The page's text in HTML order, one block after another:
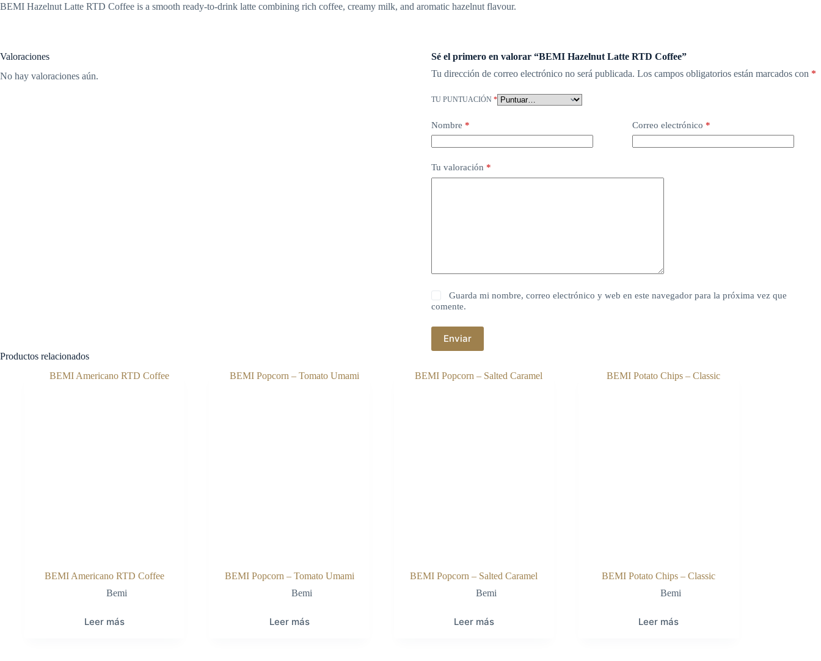
BEMI Hazelnut Latte RTD Coffee is a smooth ready-to-drink latte combining rich coffee, creamy milk, and aromatic hazelnut flavour.
Valoraciones
No hay valoraciones aún.
Sé el primero en valorar “BEMI Hazelnut Latte RTD Coffee”
Tu dirección de correo electrónico no será publicada. Los campos obligatorios están marcados con *
TU PUNTUACIÓN *
Nombre * Correo electrónico *
Tu valoración *
Guarda mi nombre, correo electrónico y web en este navegador para la próxima vez que
comente.
Enviar
Productos relacionados
BEMI Americano RTD Coffee
Bemi
Leer más
BEMI Popcorn – Tomato Umami
Bemi
Leer más
BEMI Popcorn – Salted Caramel
Bemi
Leer más
BEMI Potato Chips – Classic
Bemi
Leer más